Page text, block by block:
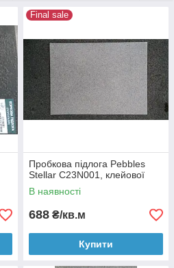
Final sale
Пробкова підлога Pebbles
Stellar C23N001, клейової
В наявності
688 ₴/кв.м
Купити